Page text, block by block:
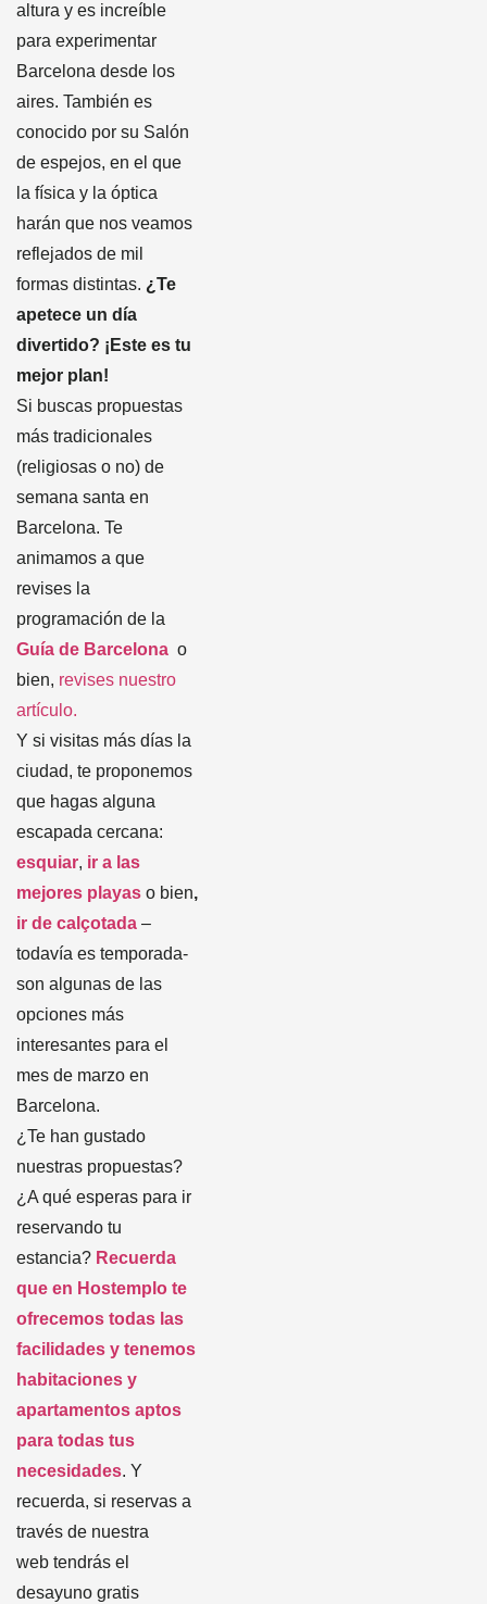
altura y es increíble
para experimentar
Barcelona desde los
aires. También es
conocido por su Salón
de espejos, en el que
la física y la óptica
harán que nos veamos
reflejados de mil
formas distintas. ¿Te
apetece un día
divertido? ¡Este es tu
mejor plan!
Si buscas propuestas
más tradicionales
(religiosas o no) de
semana santa en
Barcelona. Te
animamos a que
revises la
programación de la
Guía de Barcelona o
bien, revises nuestro
artículo.
Y si visitas más días la
ciudad, te proponemos
que hagas alguna
escapada cercana:
esquiar, ir a las
mejores playas o bien,
ir de calçotada –
todavía es temporada-
son algunas de las
opciones más
interesantes para el
mes de marzo en
Barcelona.
¿Te han gustado
nuestras propuestas?
¿A qué esperas para ir
reservando tu
estancia? Recuerda
que en Hostemplo te
ofrecemos todas las
facilidades y tenemos
habitaciones y
apartamentos aptos
para todas tus
necesidades. Y
recuerda, si reservas a
través de nuestra
web tendrás el
desayuno gratis